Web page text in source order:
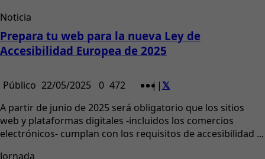
Noticia
Prepara tu web para la nueva Ley de
Accesibilidad Europea de 2025
Público 22/05/2025 0 472 | |
A partir de junio de 2025 será obligatorio que los sitios
web y plataformas digitales -incluidos los comercios
electrónicos- cumplan con los requisitos de accesibilidad ...
Jornada